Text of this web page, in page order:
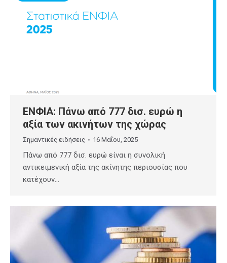
ΕΝΦΙΑ: Πάνω από 777 δισ. ευρώ η
αξία των ακινήτων της χώρας
Σημαντικές ειδήσεις 16 Μαΐου, 2025
Πάνω από 777 δισ. ευρώ είναι η συνολική
αντικειμενική αξία της ακίνητης περιουσίας που
κατέχουν…